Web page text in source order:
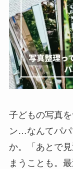
子どもの写真
ン…なんてパパ
か。「あとで
まうことも。